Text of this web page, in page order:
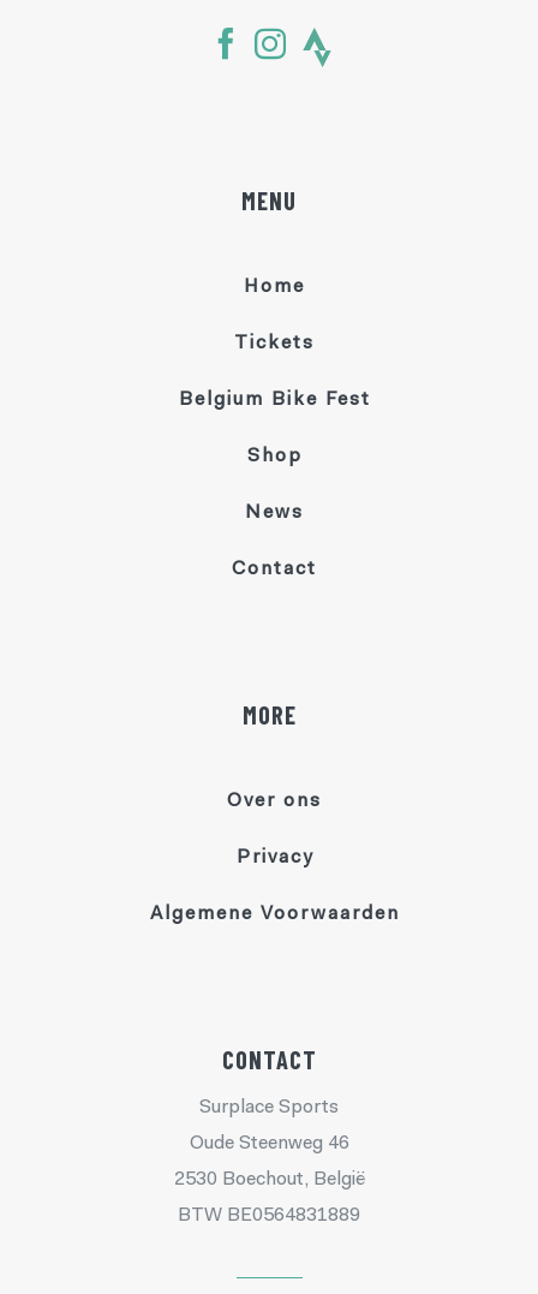
MENU
Home
Tickets
Belgium Bike Fest
Shop
News
Contact
MORE
Over ons
Privacy
Algemene Voorwaarden
CONTACT
Surplace Sports
Oude Steenweg 46
2530 Boechout, België
BTW BE0564831889